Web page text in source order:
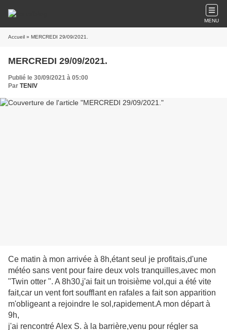
MENU
Accueil » MERCREDI 29/09/2021.
MERCREDI 29/09/2021.
Publié le 30/09/2021 à 05:00
Par TENIV
Ce matin à mon arrivée à 8h,étant seul je profitais,d'une
météo sans vent pour faire deux vols tranquilles,avec mon
"Twin otter ". A 8h30,j'ai fait un troisième vol,qui a été vite
fait,car un vent fort soufflant en rafales a fait son apparition
m'obligeant a rejoindre le sol,rapidement.A mon départ à
9h,
j'ai rencontré Alex S. à la barrière,venu pour régler sa